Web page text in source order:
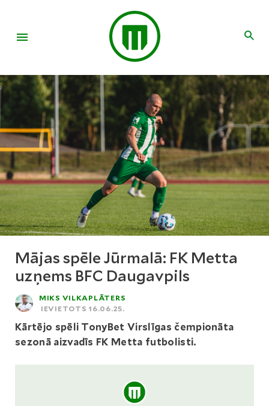
Mājas spēle Jūrmalā: FK Metta
uzņems BFC Daugavpils
MIKS VILKAPLĀTERS
IEVIETOTS 16.06.25.
Kārtējo spēli TonyBet Virslīgas čempionāta
sezonā aizvadīs FK Metta futbolisti.